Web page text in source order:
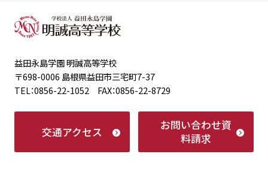
益田永島学園 明誠高等学校
〒698-0006 島根県益田市三宅町7-37
TEL：0856-22-1052 FAX：0856-22-8729
交通アクセス お問い合わせ資
料請求